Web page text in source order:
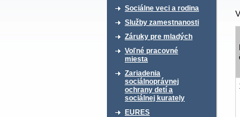
Sociálne veci a rodina
Služby zamestnanosti
Záruky pre mladých
Voľné pracovné
miesta
Zariadenia
sociálnoprávnej
ochrany detí a
sociálnej kurately
EURES